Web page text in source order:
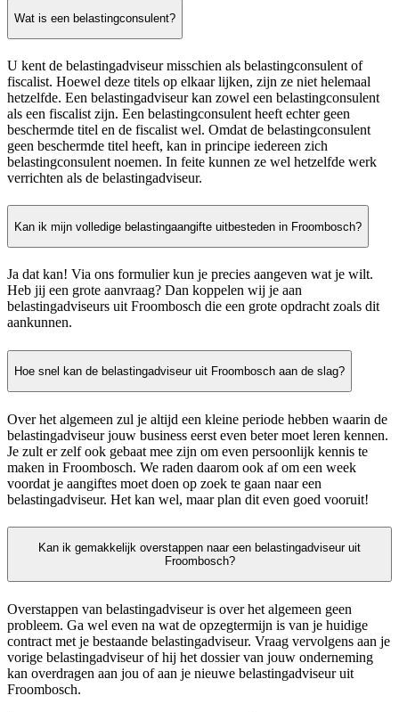
Wat is een belastingconsulent?
U kent de belastingadviseur misschien als belastingconsulent of
fiscalist. Hoewel deze titels op elkaar lijken, zijn ze niet helemaal
hetzelfde. Een belastingadviseur kan zowel een belastingconsulent
als een fiscalist zijn. Een belastingconsulent heeft echter geen
beschermde titel en de fiscalist wel. Omdat de belastingconsulent
geen beschermde titel heeft, kan in principe iedereen zich
belastingconsulent noemen. In feite kunnen ze wel hetzelfde werk
verrichten als de belastingadviseur.
Kan ik mijn volledige belastingaangifte uitbesteden in Froombosch?
Ja dat kan! Via ons formulier kun je precies aangeven wat je wilt.
Heb jij een grote aanvraag? Dan koppelen wij je aan
belastingadviseurs uit Froombosch die een grote opdracht zoals dit
aankunnen.
Hoe snel kan de belastingadviseur uit Froombosch aan de slag?
Over het algemeen zul je altijd een kleine periode hebben waarin de
belastingadviseur jouw business eerst even beter moet leren kennen.
Je zult er zelf ook gebaat mee zijn om even persoonlijk kennis te
maken in Froombosch. We raden daarom ook af om een week
voordat je aangiftes moet doen op zoek te gaan naar een
belastingadviseur. Het kan wel, maar plan dit even goed vooruit!
Kan ik gemakkelijk overstappen naar een belastingadviseur uit
Froombosch?
Overstappen van belastingadviseur is over het algemeen geen
probleem. Ga wel even na wat de opzegtermijn is van je huidige
contract met je bestaande belastingadviseur. Vraag vervolgens aan je
vorige belastingadviseur of hij het dossier van jouw onderneming
kan overdragen aan jou of aan je nieuwe belastingadviseur uit
Froombosch.